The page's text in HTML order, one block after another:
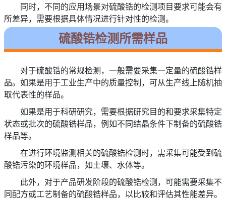
同时，不同的应用场景对硫酸锆的检测项目要求可能会有
所差异，需要根据具体情况进行针对性的检测。
硫酸锆检测所需样品
对于硫酸锆的常规检测，一般需要采集一定量的硫酸锆样
品。如果是用于工业生产中的质量控制，可从生产线上随机抽
取代表性的样品。
如果是用于科研研究，需要根据研究目的和要求采集特定
状态或批次的硫酸锆样品，例如不同结晶条件下制备的硫酸锆
样品等。
在进行环境监测相关的硫酸锆检测时，需采集可能受到硫
酸锆污染的环境样品，如土壤、水体等。
此外，对于产品研发阶段的硫酸锆检测，可能需要采集不
同配方或工艺制备的硫酸锆样品，以比较和评估其性能差异。